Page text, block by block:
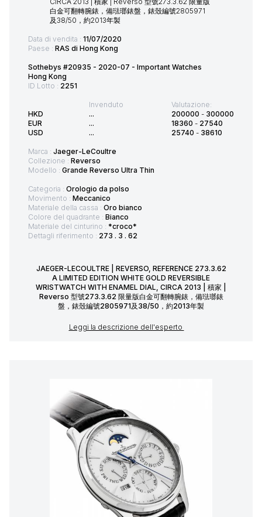
Data di vendita : 11/07/2020
Paese : RAS di Hong Kong
Sothebys #20935 - 2020-07 - Important Watches
Hong Kong
ID Lotto : 2251
HKD
EUR
USD
Invenduto
...
...
...
Valutazione:
200000 - 300000
18360 - 27540
25740 - 38610
Marca : Jaeger-LeCoultre
Collezione : Reverso
Modello : Grande Reverso Ultra Thin
Categoria : Orologio da polso
Movimento : Meccanico
Materiale della cassa : Oro bianco
Colore del quadrante : Bianco
Materiale del cinturino : *croco*
Dettagli riferimento : 273 . 3 . 62
JAEGER-LECOULTRE | REVERSO, REFERENCE 273.3.62
A LIMITED EDITION WHITE GOLD REVERSIBLE
WRISTWATCH WITH ENAMEL DIAL, CIRCA 2013 | 積家 |
Reverso 型號273.3.62 限量版白金可翻轉腕錶，備琺瑯錶
盤，錶殼編號2805971及38/50，約2013年製
Leggi la descrizione dell'esperto